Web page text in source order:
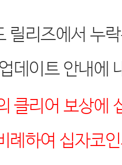
릴리즈에서 누
데이트 안내에
클리어 보상에
례하여 십자코